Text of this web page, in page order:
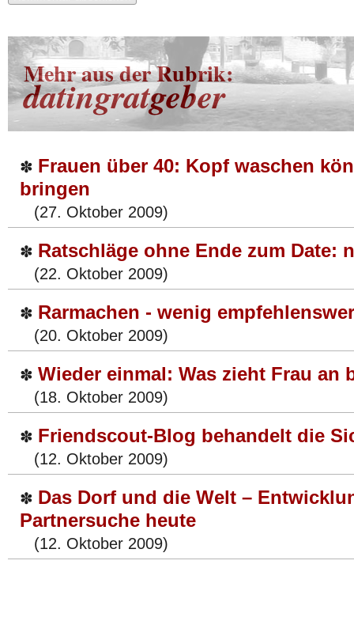
Mehr aus der Rubrik:
datingratgeber
✽ Frauen über 40: Kopf waschen
bringen
(27. Oktober 2009)
✽ Ratschläge ohne Ende zum Date:
(22. Oktober 2009)
✽ Rarmachen - wenig
(20. Oktober 2009)
✽ Wieder einmal: Was zieht Frau an
(18. Oktober 2009)
✽ Friendscout-Blog behandelt die
(12. Oktober 2009)
✽ Das Dorf und die Welt –
Partnersuche heute
(12. Oktober 2009)